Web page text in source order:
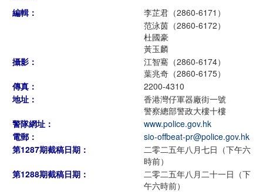
編輯：
李芷君（2860-6171）
范泳茵（2860-6172）
杜國豪
黃玉麟
攝影：
江智騫（2860-6174）
葉兆奇（2860-6175）
傳真：
2200-4310
地址：
香港灣仔軍器廠街一號
警察總部警政大樓十樓
警隊網址：
www.police.gov.hk
電郵：
sio-offbeat-pr@police.gov.hk
第1287期截稿日期：
二零二五年八月七日（下午六
時前）
第1288期截稿日期：
二零二五年八月二十一日（下
午六時前）